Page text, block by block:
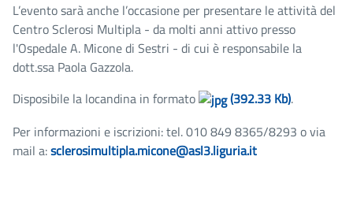
L’evento sarà anche l’occasione per presentare le attività del
Centro Sclerosi Multipla - da molti anni attivo presso
l'Ospedale A. Micone di Sestri - di cui è responsabile la
dott.ssa Paola Gazzola.
Disposibile la locandina in formato
(392.33 Kb).
Per informazioni e iscrizioni: tel. 010 849 8365/8293 o via
mail a:sclerosimultipla.micone@asl3.liguria.it